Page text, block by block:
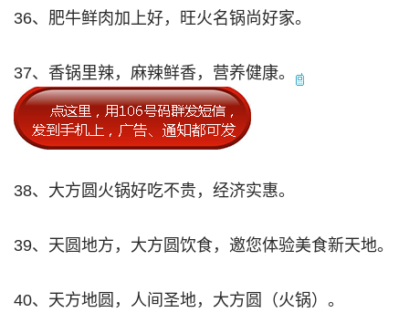
36、肥牛鲜肉加上好，旺火名锅尚好家。
37、香锅里辣，麻辣鲜香，营养健康。
38、大方圆火锅好吃不贵，经济实惠。
39、天圆地方，大方圆饮食，邀您体验美食新天地。
40、天方地圆，人间圣地，大方圆（火锅）。